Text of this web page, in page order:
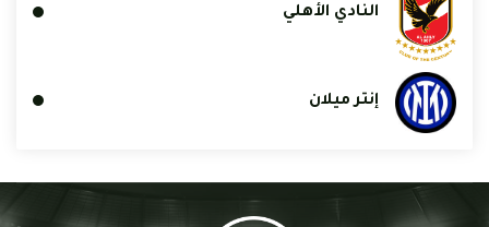
النادي الأهلي
إنتر ميلان